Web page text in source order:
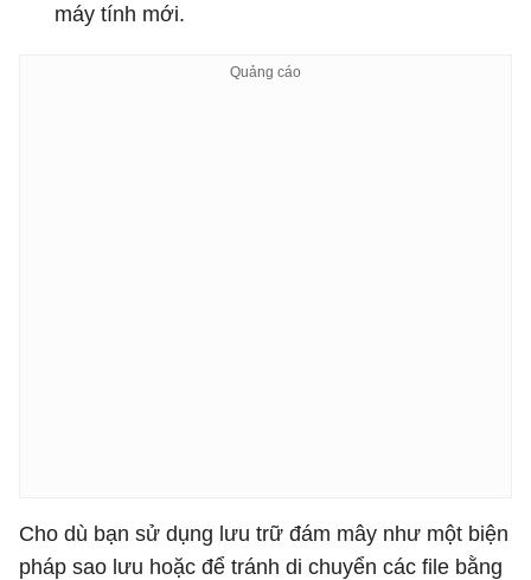
máy tính mới.
Cho dù bạn sử dụng lưu trữ đám mây như một biện
pháp sao lưu hoặc để tránh di chuyển các file bằng